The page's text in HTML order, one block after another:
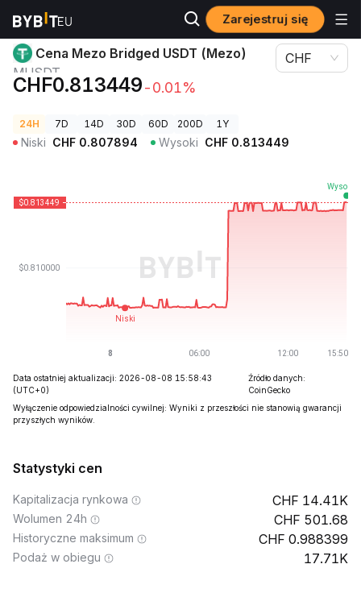
Zarejestruj się
Ceny kryptowalut Cena Mezo Bridged USDT (Mezo) MUSDT
Cena Mezo Bridged USDT (Mezo)
MUSDT
CHF0.813449-0.01%
CHF
24H 7D 14D 30D 60D 200D 1Y
Niski CHF 0.807894 Wysoki CHF 0.813449
Data ostatniej aktualizacji: 2026-08-08 15:58:43
(UTC+0)
Źródło danych:
CoinGecko
Wyłączenie odpowiedzialności cywilnej: Wyniki z przeszłości nie stanowią gwarancji
przyszłych wyników.
Statystyki cen
Kapitalizacja rynkowa 14.41K
Wolumen 24h 501.68
Historyczne maksimum 0.988399
Podaż w obiegu 17.71K